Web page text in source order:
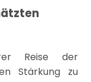
Reise der
Stärkung zu